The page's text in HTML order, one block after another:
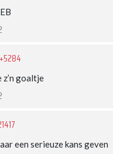
+5284
z’n goaltje
een serieuze kans geven